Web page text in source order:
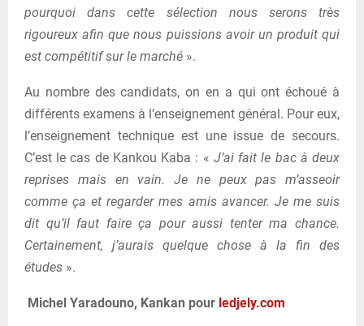
pourquoi dans cette sélection nous serons très
rigoureux afin que nous puissions avoir un produit qui
est compétitif sur le marché ».
Au nombre des candidats, on en a qui ont échoué à
différents examens à l’enseignement général. Pour eux,
l’enseignement technique est une issue de secours.
C’est le cas de Kankou Kaba : « J’ai fait le bac à deux
reprises mais en vain. Je ne peux pas m’asseoir
comme ça et regarder mes amis avancer. Je me suis
dit qu’il faut faire ça pour aussi tenter ma chance.
Certainement, j’aurais quelque chose à la fin des
études ».
Michel Yaradouno, Kankan pour ledjely.com